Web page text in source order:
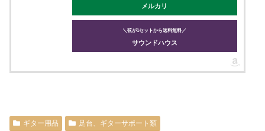
メルカリ
＼弦が1セットから送料無料／
サウンドハウス
ギター用品 足台、ギターサポート類